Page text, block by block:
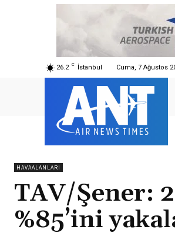
26.2 C İstanbul Cuma, 7 Ağustos
HAVAALANLARI
TAV/Şener:
%85’ini